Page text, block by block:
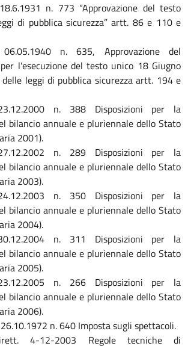
18.6.1931 n. 773 “Approvazione del testo
di pubblica sicurezza” artt. 86 e 110 e
06.05.1940 n. 635, Approvazione del
l'esecuzione del testo unico 18 Giugno
leggi di pubblica sicurezza artt. 194 e
n. 388 Disposizioni per la
bilancio annuale e pluriennale dello Stato
2001).
n. 289 Disposizioni per la
bilancio annuale e pluriennale dello Stato
2003).
n. 350 Disposizioni per la
bilancio annuale e pluriennale dello Stato
2004).
n. 311 Disposizioni per la
bilancio annuale e pluriennale dello Stato
2005).
n. 266 Disposizioni per la
bilancio annuale e pluriennale dello Stato
2006).
26.10.1972 n. 640 Imposta sugli spettacoli.
4-12-2003 Regole tecniche di